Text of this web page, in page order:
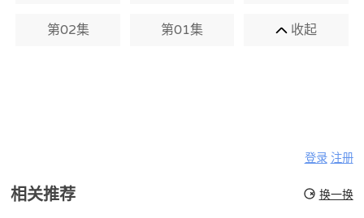
第02集 第01集 收起
登录 注册
相关推荐 换一换